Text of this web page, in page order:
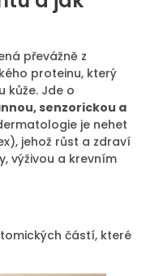
převážně z
proteinu, který
kůže. Jde o
senzorickou a
je nehet
jehož růst a zdraví
výživou a krevním
částí, které